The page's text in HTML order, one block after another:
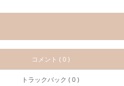
コメント ( 0 )
トラックバック ( 0 )